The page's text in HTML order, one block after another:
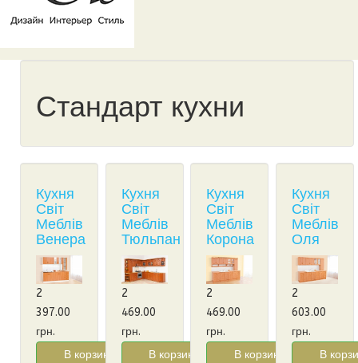
Стандарт кухни
Кухня
Світ
Меблів
Венера
2
397.00
грн.
В корзину!
Кухня
Світ
Меблів
Тюльпан
2
469.00
грн.
В корзину!
Кухня
Світ
Меблів
Корона
2
469.00
грн.
В корзину!
Кухня
Світ
Меблів
Оля
2
603.00
грн.
В